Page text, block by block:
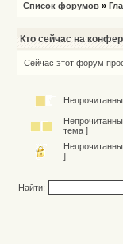
Список форумов »
Кто сейчас на
Сейчас этот форум
тема ]
]
Найти: